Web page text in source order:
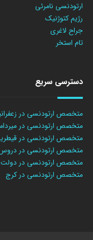
ارتودنسی نامرئی
رژیم کتوژنیک
جراح لاغری
تام استخر
دسترسی سریع
متخصص ارتودنسی در
متخصص ارتودنسی در
متخصص ارتودنسی در
متخصص ارتودنسی در
متخصص ارتودنسی در دولت
متخصص ارتودنسی در کرج